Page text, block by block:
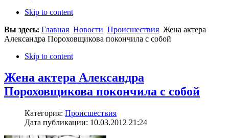
Skip to content
Вы здесь: Главная Новости Происшествия Жена актера
Александра Пороховщикова покончила с собой
Skip to content
Жена актера Александра
Пороховщикова покончила с собой
Категория: Происшествия
Дата публикации: 10.03.2012 21:24